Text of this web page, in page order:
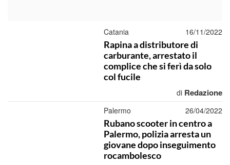
Catania 16/11/2022
Rapina a distributore di
carburante, arrestato il
complice che si ferì da solo
col fucile
di Redazione
Palermo 26/04/2022
Rubano scooter in centro a
Palermo, polizia arresta un
giovane dopo inseguimento
rocambolesco